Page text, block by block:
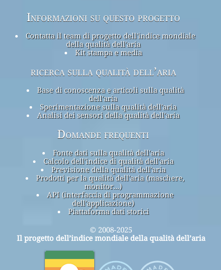
Informazioni su questo progetto
Contatta il team di progetto dell'indice mondiale
della qualità dell'aria
Kit stampa e media
ricerca sulla qualità dell’aria
Base di conoscenza e articoli sulla qualità
dell'aria
Sperimentazione sulla qualità dell'aria
Analisi dei sensori della qualità dell'aria
Domande frequenti
Fonte dati sulla qualità dell'aria
Calcolo dell'indice di qualità dell'aria
Previsione della qualità dell'aria
Prodotti per la qualità dell'aria (maschere,
monitor...)
API (interfaccia di programmazione
dell'applicazione)
Piattaforma dati storici
© 2008-2025
Il progetto dell’indice mondiale della qualità dell’aria